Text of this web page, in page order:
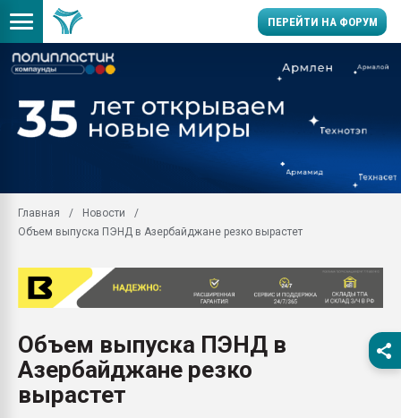
ПЕРЕЙТИ НА ФОРУМ
производство SPC
заводу пластмасс"
Подмосковье, Москва
28.07.2026
пластмасс
28.07.2026
Главная
Новости
Объем выпуска ПЭНД в Азербайджане резко вырастет
Объем выпуска ПЭНД в
Азербайджане резко
вырастет